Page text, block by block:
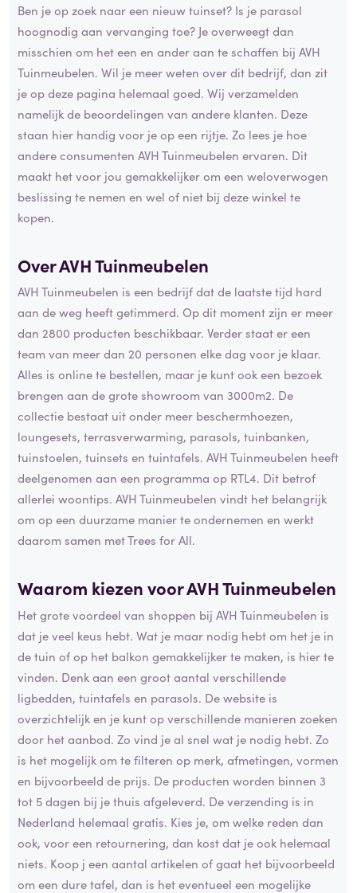
Ben je op zoek naar een nieuw tuinset? Is je parasol
hoognodig aan vervanging toe? Je overweegt dan
misschien om het een en ander aan te schaffen bij AVH
Tuinmeubelen. Wil je meer weten over dit bedrijf, dan zit
je op deze pagina helemaal goed. Wij verzamelden
namelijk de beoordelingen van andere klanten. Deze
staan hier handig voor je op een rijtje. Zo lees je hoe
andere consumenten AVH Tuinmeubelen ervaren. Dit
maakt het voor jou gemakkelijker om een weloverwogen
beslissing te nemen en wel of niet bij deze winkel te
kopen.
Over AVH Tuinmeubelen
AVH Tuinmeubelen is een bedrijf dat de laatste tijd hard
aan de weg heeft getimmerd. Op dit moment zijn er meer
dan 2800 producten beschikbaar. Verder staat er een
team van meer dan 20 personen elke dag voor je klaar.
Alles is online te bestellen, maar je kunt ook een bezoek
brengen aan de grote showroom van 3000m2. De
collectie bestaat uit onder meer beschermhoezen,
loungesets, terrasverwarming, parasols, tuinbanken,
tuinstoelen, tuinsets en tuintafels. AVH Tuinmeubelen heeft
deelgenomen aan een programma op RTL4. Dit betrof
allerlei woontips. AVH Tuinmeubelen vindt het belangrijk
om op een duurzame manier te ondernemen en werkt
daarom samen met Trees for All.
Waarom kiezen voor AVH Tuinmeubelen
Het grote voordeel van shoppen bij AVH Tuinmeubelen is
dat je veel keus hebt. Wat je maar nodig hebt om het je in
de tuin of op het balkon gemakkelijker te maken, is hier te
vinden. Denk aan een groot aantal verschillende
ligbedden, tuintafels en parasols. De website is
overzichtelijk en je kunt op verschillende manieren zoeken
door het aanbod. Zo vind je al snel wat je nodig hebt. Zo
is het mogelijk om te filteren op merk, afmetingen, vormen
en bijvoorbeeld de prijs. De producten worden binnen 3
tot 5 dagen bij je thuis afgeleverd. De verzending is in
Nederland helemaal gratis. Kies je, om welke reden dan
ook, voor een retournering, dan kost dat je ook helemaal
niets. Koop j een aantal artikelen of gaat het bijvoorbeeld
om een dure tafel, dan is het eventueel een mogelijke